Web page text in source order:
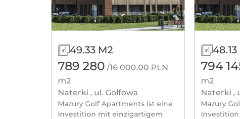
49.33 M2
789 280 /16 000.00 PLN
m2
Naterki , ul. Golfowa
Mazury Golf Apartments ist eine
Investition mit einzigartigem
794
m2
Naterki ,
Mazury